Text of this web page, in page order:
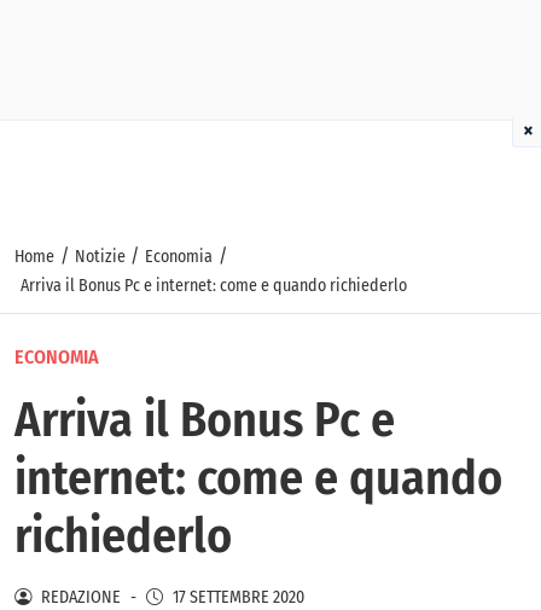
Home / Notizie / Economia /
Arriva il Bonus Pc e internet: come e quando richiederlo
ECONOMIA
Arriva il Bonus Pc e
internet: come e quando
richiederlo
REDAZIONE - 17 SETTEMBRE 2020
×